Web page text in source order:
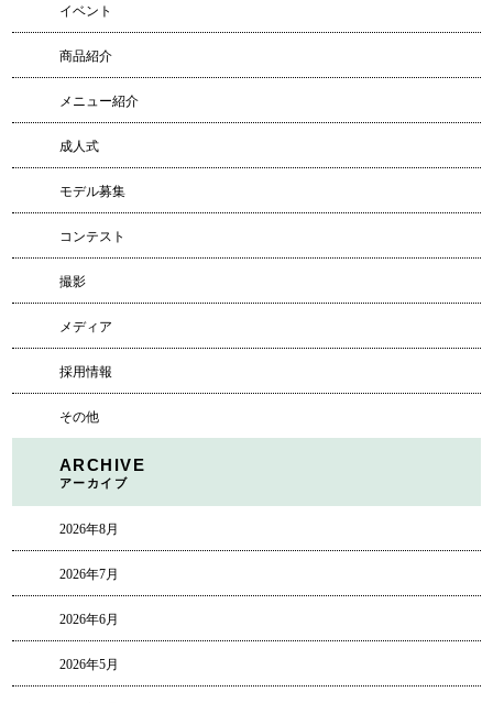
イベント
商品紹介
メニュー紹介
成人式
モデル募集
コンテスト
撮影
メディア
採用情報
その他
ARCHIVE
アーカイブ
2026年8月
2026年7月
2026年6月
2026年5月